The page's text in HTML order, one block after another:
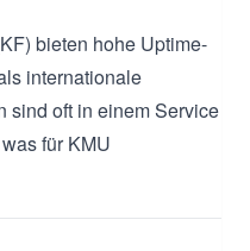
bieten hohe Uptime-
internationale
sind oft in einem Service
für KMU